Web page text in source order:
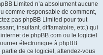
Limited n’a absolument aucune
comme responsable de comment,
pas phpBB Limited pour tout
insultant, diffamatoire, etc.) qui
de phpBB.com ou le logiciel
électronique à phpBB
partie de ce logiciel, attendez-vous